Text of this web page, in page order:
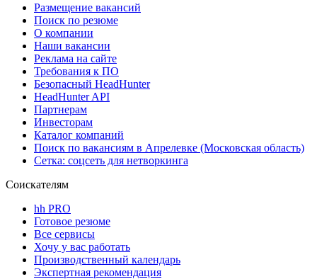
Размещение вакансий
Поиск по резюме
О компании
Наши вакансии
Реклама на сайте
Требования к ПО
Безопасный HeadHunter
HeadHunter API
Партнерам
Инвесторам
Каталог компаний
Поиск по вакансиям в Апрелевке (Московская область)
Сетка: соцсеть для нетворкинга
Соискателям
hh PRO
Готовое резюме
Все сервисы
Хочу у вас работать
Производственный календарь
Экспертная рекомендация